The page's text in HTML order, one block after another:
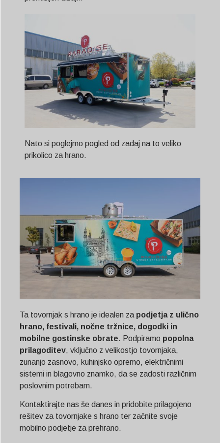
Nato si poglejmo pogled od zadaj na to veliko
prikolico za hrano.
Ta tovornjak s hrano je idealen za podjetja z ulično
hrano, festivali, nočne tržnice, dogodki in
mobilne gostinske obrate. Podpiramo popolna
prilagoditev, vključno z velikostjo tovornjaka,
zunanjo zasnovo, kuhinjsko opremo, električnimi
sistemi in blagovno znamko, da se zadosti različnim
poslovnim potrebam.
Kontaktirajte nas še danes in pridobite prilagojeno
rešitev za tovornjake s hrano ter začnite svoje
mobilno podjetje za prehrano.